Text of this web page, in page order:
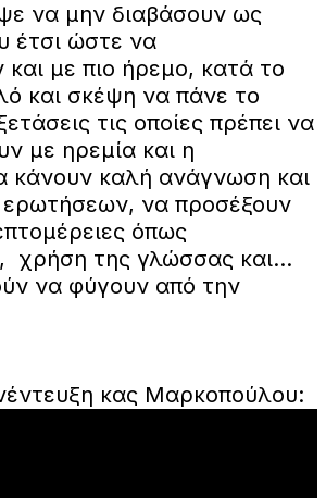
να μην διαβάσουν ως
έτσι ώστε να
με πιο ήρεμο, κατά το
και σκέψη να πάνε το
τις οποίες πρέπει να
με ηρεμία και η
κάνουν καλή ανάγνωση και
να προσέξουν
όπως
χρήση της γλώσσας και...
να φύγουν από την
κας Μαρκοπούλου: